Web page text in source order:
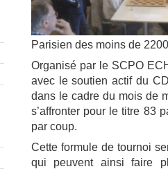
Parisien des moins de
Organisé par le SCPO
avec le soutien actif du
dans le cadre du mois de
s’affronter pour le titre 83
par coup.
Cette formule de tournoi
qui peuvent ainsi faire